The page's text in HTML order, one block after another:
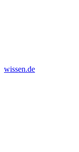
wissen.de